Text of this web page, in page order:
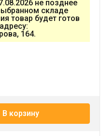
не позднее
складе
товар будет готов
164.
В корзину